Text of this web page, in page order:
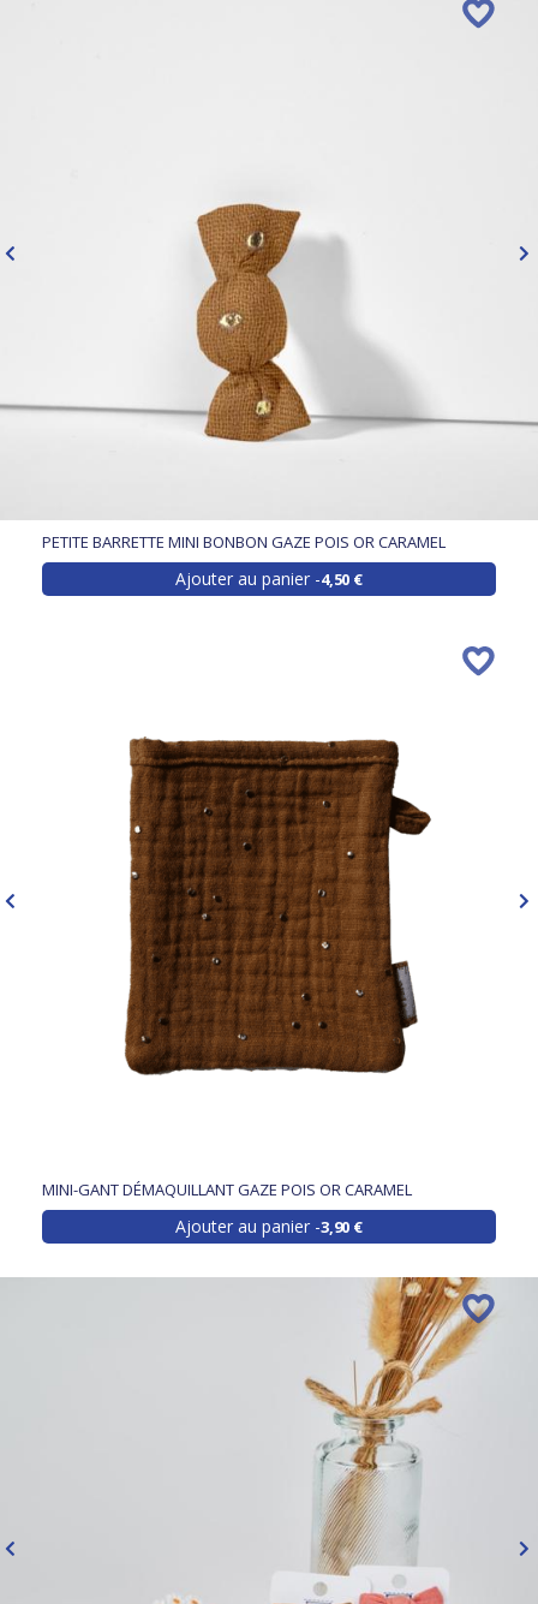
PETITE BARRETTE MINI BONBON GAZE POIS OR CARAMEL
Ajouter au panier 4,50 €
MINI-GANT DÉMAQUILLANT GAZE POIS OR CARAMEL
Ajouter au panier 3,90 €